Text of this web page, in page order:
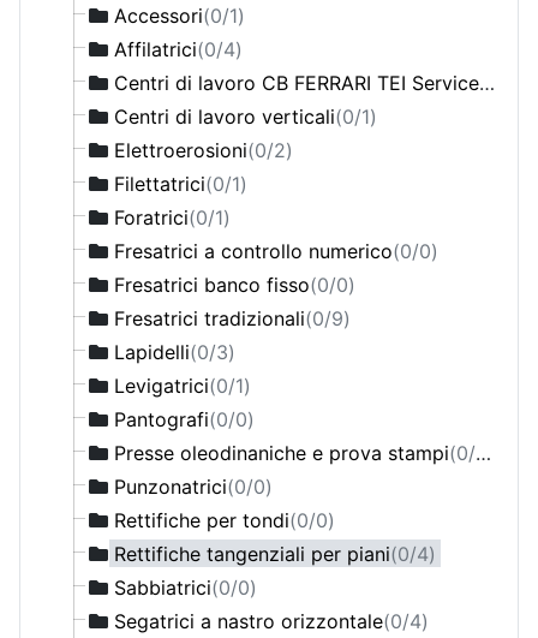
Fresatrici a montante mobile
Fresatrici convenzionali
Rettifiche tangenziali per piani(0/4)
Segatrici a nastro(0/2)
Segatrici circolari(0/1)
Torni a banco inclinato a CNC
Torni ad autoapprendimento
Torni convenzionali(0/3)
Torni paralleli a CNC(0/2)
Trapani a colonna(0/1)
Trapani radiali
Accessori(0/1)
Affilatrici(0/4)
Centri di lavoro CB FERRARI TEI Service(0/3)
Centri di lavoro verticali(0/1)
Elettroerosioni(0/2)
Filettatrici(0/1)
Foratrici(0/1)
Fresatrici a controllo numerico(0/0)
Fresatrici banco fisso(0/0)
Fresatrici tradizionali(0/9)
Lapidelli(0/3)
Levigatrici(0/1)
Pantografi(0/0)
Presse oleodinaniche e prova stampi(0/0)
Punzonatrici(0/0)
Rettifiche per tondi(0/0)
Rettifiche tangenziali per piani(0/4)
Sabbiatrici(0/0)
Segatrici a nastro orizzontale(0/4)